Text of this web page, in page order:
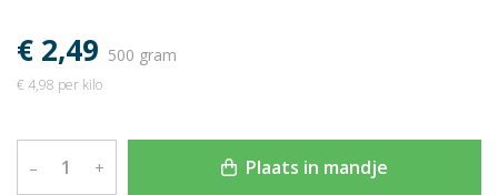
€ 2,49 500 gram
€ 4,98 per kilo
– + Plaats in mandje